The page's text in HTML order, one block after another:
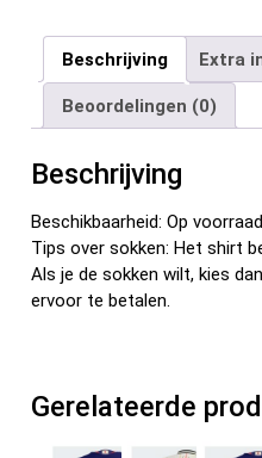
ce
b
o
o
k
tt
er
ail er
es
t
Beschrijving Extra
Beoordelingen (0)
Beschrijving
Beschikbaarheid: Op voorraad
Tips over sokken: Het shirt
Als je de sokken wilt, kies
ervoor te betalen.
Gerelateerde